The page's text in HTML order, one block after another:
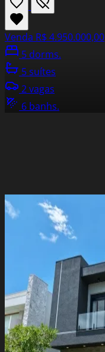
Venda R$ 4.950.000,00
5 dorms.
5 suítes
2 vagas
6 banhs.